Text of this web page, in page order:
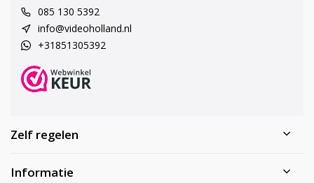
085 130 5392
info@videoholland.nl
+31851305392
Zelf regelen
Informatie